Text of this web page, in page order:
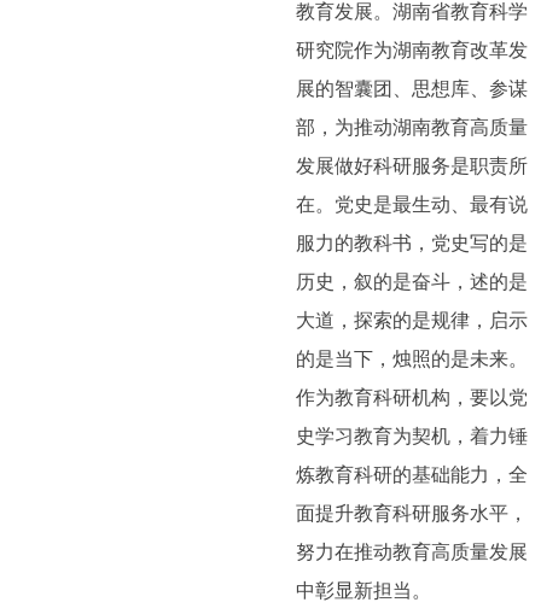
教育发展。湖南省教育科学
研究院作为湖南教育改革发
展的智囊团、思想库、参谋
部，为推动湖南教育高质量
发展做好科研服务是职责所
在。党史是最生动、最有说
服力的教科书，党史写的是
历史，叙的是奋斗，述的是
大道，探索的是规律，启示
的是当下，烛照的是未来。
作为教育科研机构，要以党
史学习教育为契机，着力锤
炼教育科研的基础能力，全
面提升教育科研服务水平，
努力在推动教育高质量发展
中彰显新担当。